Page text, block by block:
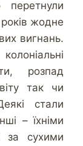
жодне
вигнань.
розпад
так чи
стали
– їхніми
за сухими